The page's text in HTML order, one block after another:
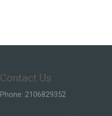
Contact Us
Phone: 2106829352